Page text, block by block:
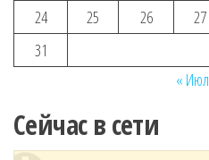
24
25 26 27
31
« Июл
Сейчас в сети